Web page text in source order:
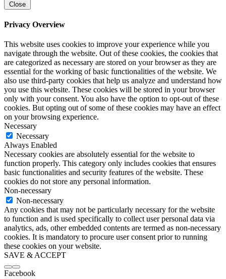
Close
Privacy Overview
This website uses cookies to improve your experience while you
navigate through the website. Out of these cookies, the cookies that
are categorized as necessary are stored on your browser as they are
essential for the working of basic functionalities of the website. We
also use third-party cookies that help us analyze and understand how
you use this website. These cookies will be stored in your browser
only with your consent. You also have the option to opt-out of these
cookies. But opting out of some of these cookies may have an effect
on your browsing experience.
Necessary
Necessary
Always Enabled
Necessary cookies are absolutely essential for the website to
function properly. This category only includes cookies that ensures
basic functionalities and security features of the website. These
cookies do not store any personal information.
Non-necessary
Non-necessary
Any cookies that may not be particularly necessary for the website
to function and is used specifically to collect user personal data via
analytics, ads, other embedded contents are termed as non-necessary
cookies. It is mandatory to procure user consent prior to running
these cookies on your website.
SAVE & ACCEPT
Facebook